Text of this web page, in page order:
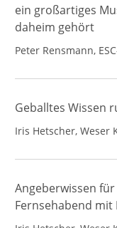
ein großartiges
daheim gehört
Peter Rensmann,
Geballtes Wissen
Iris Hetscher, Weser
Angeberwissen
Fernsehabend mit